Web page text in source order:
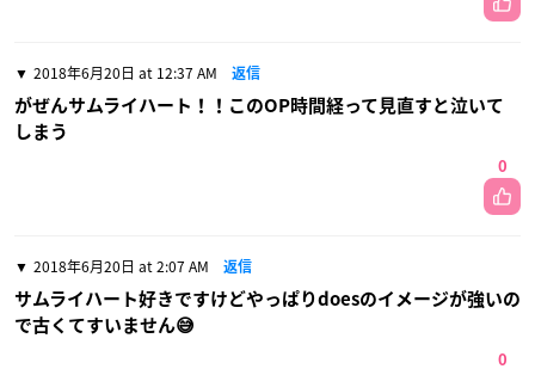
2018年6月20日 at 12:37 AM 返信
がぜんサムライハート！！このOP時間経って見直すと泣いて
しまう
0
2018年6月20日 at 2:07 AM 返信
サムライハート好きですけどやっぱりdoesのイメージが強いの
で古くてすいません😅
0